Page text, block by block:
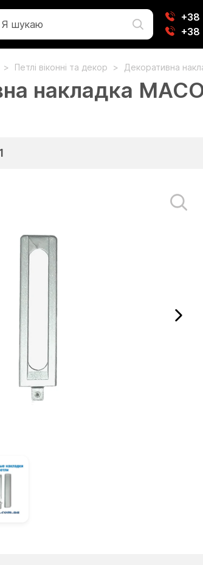
Петлі віконні та декор Декоративна
накладка
1